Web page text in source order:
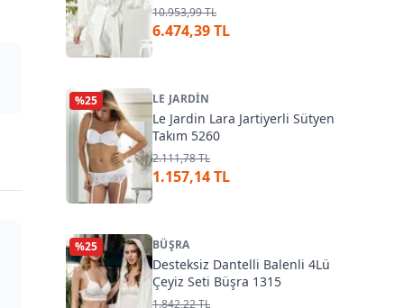
10.953,99 TL
6.474,39 TL
%25 LE JARDIN
Le Jardin Lara Jartiyerli Sütyen
Takım 5260
2.111,78 TL
1.157,14 TL
%25 BÜŞRA
Desteksiz Dantelli Balenli 4Lü
Çeyiz Seti Büşra 1315
1.842,22 TL